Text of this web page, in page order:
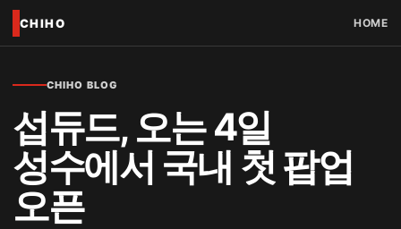
CHIHO HOME
CHIHO BLOG
섭듀드, 오는 4일
성수에서 국내 첫 팝업
오픈